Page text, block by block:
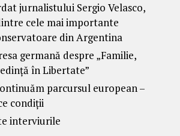
jurnalistului Sergio Velasco,
cele mai importante
din Argentina
germană despre „Familie,
în Libertate”
parcursul european –
condiții
interviurile